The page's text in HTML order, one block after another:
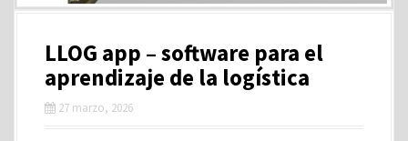
LLOG app – software para el
aprendizaje de la logística
27 marzo, 2026